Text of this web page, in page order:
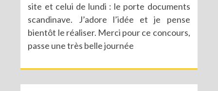
site et celui de lundi : le porte documents
scandinave. J’adore l’idée et je pense
bientôt le réaliser. Merci pour ce concours,
passe une très belle journée